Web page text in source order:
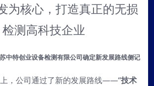
为核心，打造真正的无损
检测高科技企业
特创业设备检测有限公司确定新发展路线侧记
，公司通过了新的发展路线——“技术